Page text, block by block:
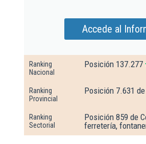
Accede al
Ranking
Nacional
Posición 137.277
Ranking
Provincial
Posición 7.631
Ranking
Sectorial
Posición 859 de
ferretería,